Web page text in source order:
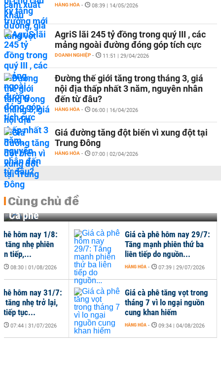
HÀNG HÓA - 08:39 | 14/05/2026
AgriS lãi 245 tỷ đồng trong quý III , các
mảng ngoài đường đóng góp tích cực
DOANH NGHIỆP - 11:51 | 29/04/2026
Đường thế giới tăng trong tháng 3, giá
nội địa thấp nhất 3 năm, nguyên nhân
đến từ đâu?
HÀNG HÓA - 06:00 | 16/04/2026
Giá đường tăng đột biến vì xung đột tại
Trung Đông
HÀNG HÓA - 07:00 | 02/04/2026
Cùng chủ đề
Cà phê
Giá cà phê tăng vọt trong
tháng 7 vì lo ngại nguồn
cung khan hiếm
HÀNG HÓA - 09:34 | 04/08/2026
hôm nay 1/8:
tăng nhẹ phiên
tiếp,...
08:30 | 01/08/2026
hôm nay 31/7:
tăng nhẹ trở lại,
tiếp tục...
07:44 | 31/07/2026
Giá cà phê hôm nay 29/7:
Tăng mạnh phiên thứ ba
liên tiếp do nguồn...
HÀNG HÓA - 07:39 | 29/07/2026